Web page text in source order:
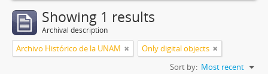
Showing 1 results
Archival description
Archivo Histórico de la UNAM
Only digital objects
Sort by: Most recent